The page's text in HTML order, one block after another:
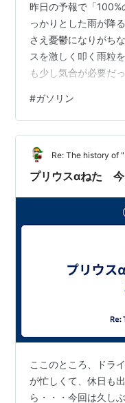
昨日の予報で「
っかりとした雨が降
さえ憂鬱になりがち
スを激しく叩く雨粒
も少し気合が必要だ
ら、前の車のテール
を走らせた。仕事が
のうちにやっておき
していたガソリンを
た。危うく給油ラン
#ガソリン
Re: The history of
プリウスαねた
ここのところ、ドラ
が忙しくて、休日も
ら・・・今回は久し